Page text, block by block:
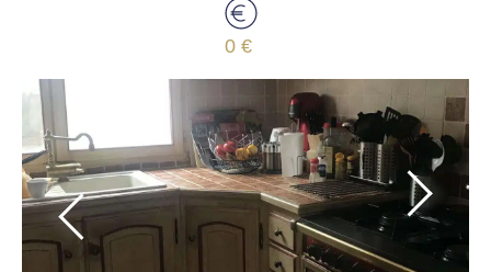
0 €